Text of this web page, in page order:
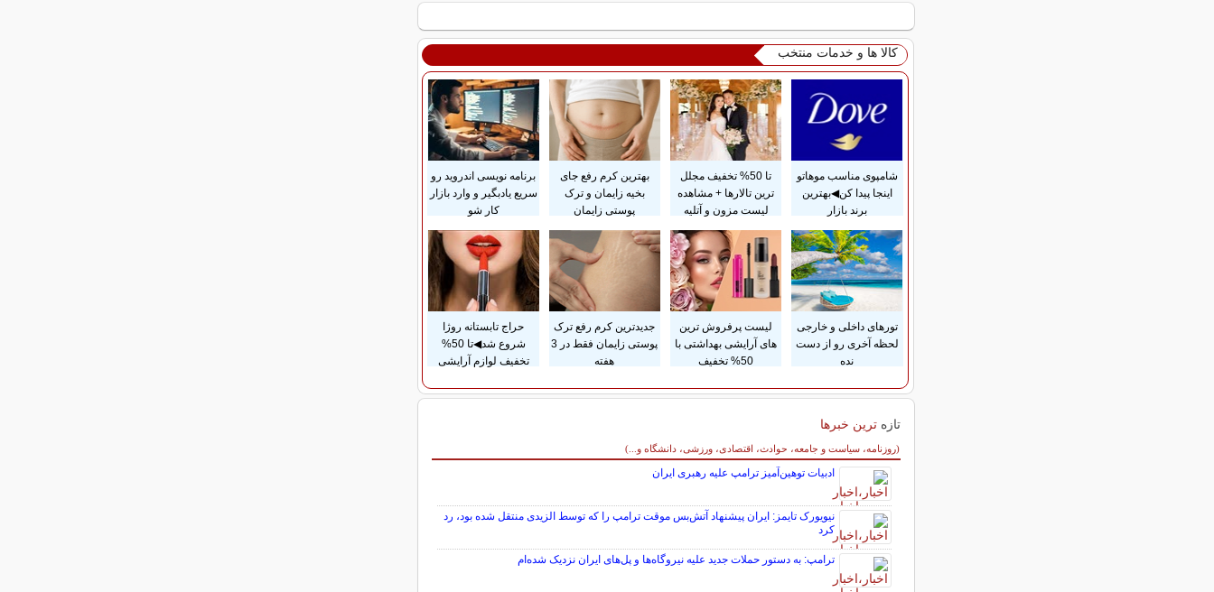
کالا ها و خدمات منتخب
شامپوی مناسب موهاتو
اینجا پیدا کن◀بهترین
برند بازار
تا 50% تخفیف مجلل
ترین تالارها + مشاهده
لیست مزون و آتلیه
بهترین کرم رفع جای
بخیه زایمان و ترک
پوستی زایمان
برنامه نویسی اندروید رو
سریع یادبگیر و وارد بازار
کار شو
تورهای داخلی و خارجی
لحظه آخری رو از دست
نده
لیست پرفروش ترین
های آرایشی بهداشتی با
50% تخفیف
جدیدترین کرم رفع ترک
پوستی زایمان فقط در 3
هفته
حراج تابستانه روژا
شروع شد◀تا 50%
تخفیف لوازم آرایشی
تازه ترین خبرها
(روزنامه، سیاست و جامعه، حوادث، اقتصادی، ورزشی، دانشگاه و...)
سایر خبرهای داغ
ادبیات توهین‌آمیز ترامپ علیه رهبری ایران
نیویورک تایمز: ایران پیشنهاد آتش‌بس موقت ترامپ را که توسط الزیدی منتقل شده بود، رد
کرد
ترامپ: به دستور حملات جدید علیه نیروگاه‌ها و پل‌های ایران نزدیک شده‌ام